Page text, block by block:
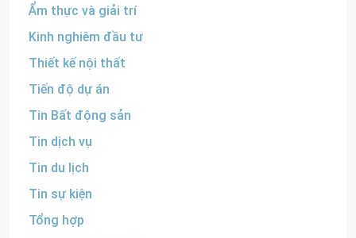
Ẩm thực và giải trí
Kinh nghiêm đầu tư
Thiết kế nội thất
Tiến độ dự án
Tin Bất động sản
Tin dịch vụ
Tin du lịch
Tin sự kiện
Tổng hợp